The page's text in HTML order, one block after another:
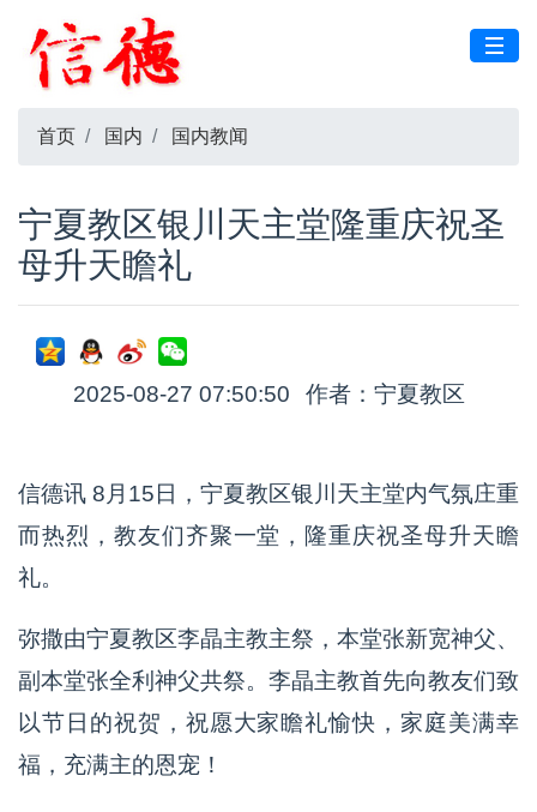
首页 国内 国内教闻
宁夏教区银川天主堂隆重庆祝圣
母升天瞻礼
2025-08-27 07:50:50 作者：宁夏教区
信德讯 8月15日，宁夏教区银川天主堂内气氛庄重
而热烈，教友们齐聚一堂，隆重庆祝圣母升天瞻
礼。
弥撒由宁夏教区李晶主教主祭，本堂张新宽神父、
副本堂张全利神父共祭。李晶主教首先向教友们致
以节日的祝贺，祝愿大家瞻礼愉快，家庭美满幸
福，充满主的恩宠！